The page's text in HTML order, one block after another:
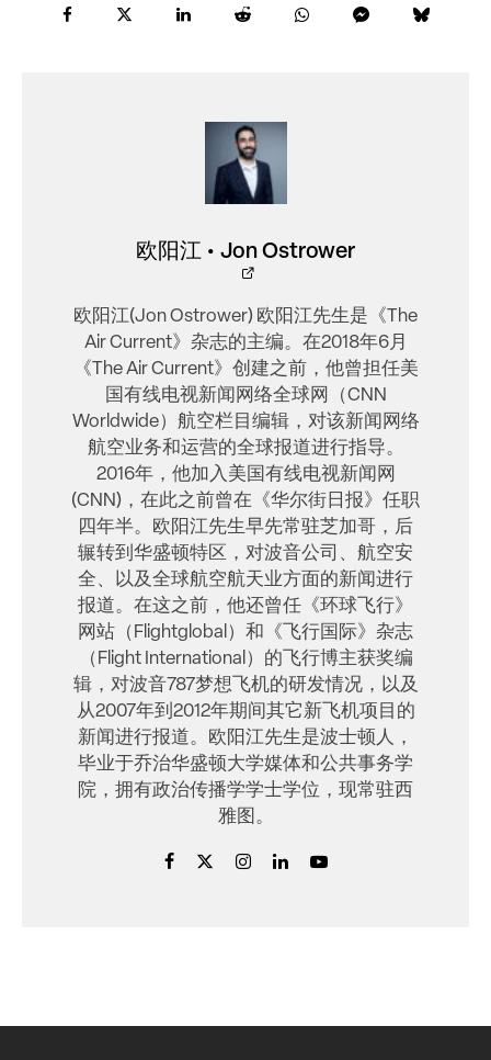
欧阳江 • Jon Ostrower
欧阳江(Jon Ostrower) 欧阳江先生是《The
Air Current》杂志的主编。在2018年6月
《The Air Current》创建之前，他曾担任美
国有线电视新闻网络全球网（CNN
Worldwide）航空栏目编辑，对该新闻网络
航空业务和运营的全球报道进行指导。
2016年，他加入美国有线电视新闻网
(CNN)，在此之前曾在《华尔街日报》任职
四年半。欧阳江先生早先常驻芝加哥，后
辗转到华盛顿特区，对波音公司、航空安
全、以及全球航空航天业方面的新闻进行
报道。在这之前，他还曾任《环球飞行》
网站（Flightglobal）和《飞行国际》杂志
（Flight International）的飞行博主获奖编
辑，对波音787梦想飞机的研发情况，以及
从2007年到2012年期间其它新飞机项目的
新闻进行报道。欧阳江先生是波士顿人，
毕业于乔治华盛顿大学媒体和公共事务学
院，拥有政治传播学学士学位，现常驻西
雅图。